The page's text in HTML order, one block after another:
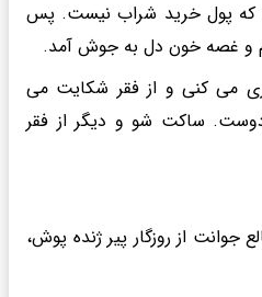
که پول خرید شراب نیست. پس
و غصه خون دل به جوش آمد.
می کنی و از فقر شکایت می
دوست. ساکت شو و دیگر از فقر
جوانت از روزگار پیر ژنده پوش،